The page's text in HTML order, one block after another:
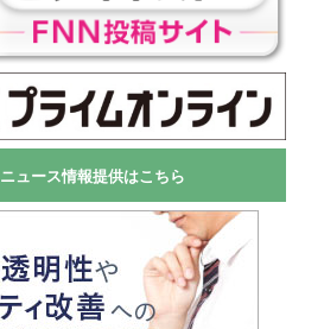
ニュース情報提供はこちら